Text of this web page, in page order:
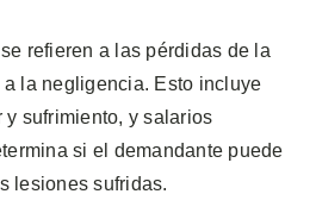
refieren a las pérdidas de la
la negligencia. Esto incluye
sufrimiento, y salarios
si el demandante puede
lesiones sufridas.